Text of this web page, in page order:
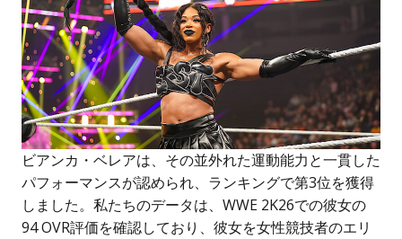
ビアンカ・ベレアは、その並外れた運動能力と一貫した
パフォーマンスが認められ、ランキングで第3位を獲得
しました。私たちのデータは、WWE 2K26での彼女の
94 OVR評価を確認しており、彼女を女性競技者のエリ